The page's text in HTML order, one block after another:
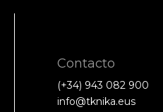
Contacto
(+34) 943 082 900
info@tknika.eus